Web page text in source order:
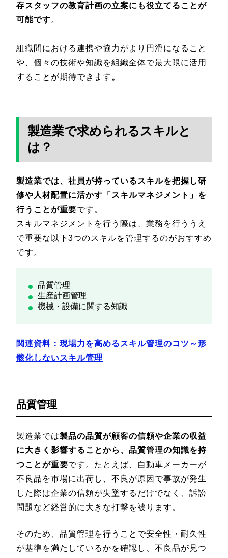
存スタッフの教育計画の立案にも役立てることが
可能です。
組織間における連携や協力がより円滑になること
や、個々の技術や知識を組織全体で最大限に活用
することが期待できます。
製造業で求められるスキルと
は？
製造業では、社員が持っているスキルを把握し研
修や人材配置に活かす「スキルマネジメント」を
行うことが重要です。
スキルマネジメントを行う際は、業務を行ううえ
で重要な以下3つのスキルを管理するのがおすすめ
です。
品質管理
生産計画管理
機械・設備に関する知識
関連資料：現場力を高めるスキル管理のコツ～形
骸化しないスキル管理
品質管理
製造業では製品の品質が顧客の信頼や企業の収益
に大きく影響することから、品質管理の知識を持
つことが重要です。たとえば、自動車メーカーが
不良品を市場に出荷し、不良が原因で事故が発生
した際は企業の信頼が失墜するだけでなく、訴訟
問題など経営的に大きな打撃を被ります。
そのため、品質管理を行うことで安全性・耐久性
が基準を満たしているかを確認し、不良品が見つ